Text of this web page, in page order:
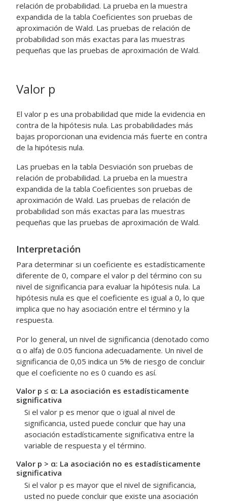
relación de probabilidad. La prueba en la muestra
expandida de la tabla Coeficientes son pruebas de
aproximación de Wald. Las pruebas de relación de
probabilidad son más exactas para las muestras
pequeñas que las pruebas de aproximación de Wald.
Valor p
El valor p es una probabilidad que mide la evidencia en
contra de la hipótesis nula. Las probabilidades más
bajas proporcionan una evidencia más fuerte en contra
de la hipótesis nula.
Las pruebas en la tabla Desviación son pruebas de
relación de probabilidad. La prueba en la muestra
expandida de la tabla Coeficientes son pruebas de
aproximación de Wald. Las pruebas de relación de
probabilidad son más exactas para las muestras
pequeñas que las pruebas de aproximación de Wald.
Interpretación
Para determinar si un coeficiente es estadísticamente
diferente de 0, compare el valor p del término con su
nivel de significancia para evaluar la hipótesis nula. La
hipótesis nula es que el coeficiente es igual a 0, lo que
implica que no hay asociación entre el término y la
respuesta.
Por lo general, un nivel de significancia (denotado como
α o alfa) de 0.05 funciona adecuadamente. Un nivel de
significancia de 0,05 indica un 5% de riesgo de concluir
que el coeficiente no es 0 cuando es así.
Valor p ≤ α: La asociación es estadísticamente
significativa
Si el valor p es menor que o igual al nivel de
significancia, usted puede concluir que hay una
asociación estadísticamente significativa entre la
variable de respuesta y el término.
Valor p > α: La asociación no es estadísticamente
significativa
Si el valor p es mayor que el nivel de significancia,
usted no puede concluir que existe una asociación